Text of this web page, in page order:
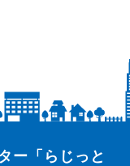
ー「らじっと